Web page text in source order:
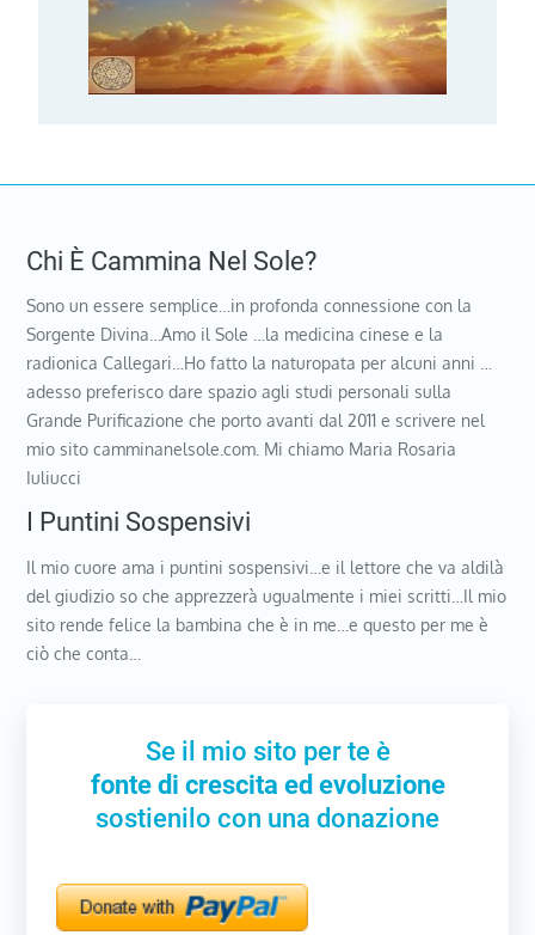
Chi È Cammina Nel Sole?
Sono un essere semplice…in profonda connessione con la
Sorgente Divina…Amo il Sole …la medicina cinese e la
radionica Callegari…Ho fatto la naturopata per alcuni anni …
adesso preferisco dare spazio agli studi personali sulla
Grande Purificazione che porto avanti dal 2011 e scrivere nel
mio sito camminanelsole.com. Mi chiamo Maria Rosaria
Iuliucci
I Puntini Sospensivi
Il mio cuore ama i puntini sospensivi…e il lettore che va aldilà
del giudizio so che apprezzerà ugualmente i miei scritti…Il mio
sito rende felice la bambina che è in me…e questo per me è
ciò che conta…
Se il mio sito per te è
fonte di crescita ed evoluzione
sostienilo con una donazione